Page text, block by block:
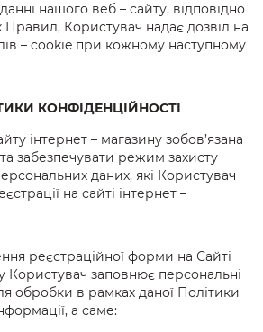
нашого веб – сайту, відповідно
Користувач надає дозвіл на
– cookie при кожному наступному
КОНФІДЕНЦІЙНОСТІ
інтернет – магазину зобов’язана
забезпечувати режим захисту
даних, які Користувач
на сайті інтернет –
реєстраційної форми на Сайті
Користувач заповнює персональні
обробки в рамках даної Політики
а саме: